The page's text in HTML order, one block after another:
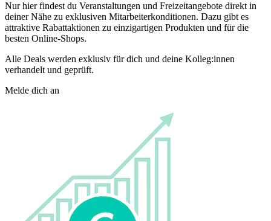
Nur hier findest du Veranstaltungen und Freizeitangebote direkt in
deiner Nähe zu exklusiven Mitarbeiterkonditionen. Dazu gibt es
attraktive Rabattaktionen zu einzigartigen Produkten und für die
besten Online-Shops.
Alle Deals werden exklusiv für dich und deine Kolleg:innen
verhandelt und geprüft.
Melde dich an